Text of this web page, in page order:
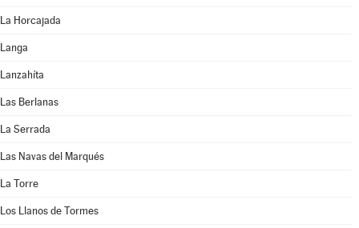
La Horcajada
Langa
Lanzahíta
Las Berlanas
La Serrada
Las Navas del Marqués
La Torre
Los Llanos de Tormes